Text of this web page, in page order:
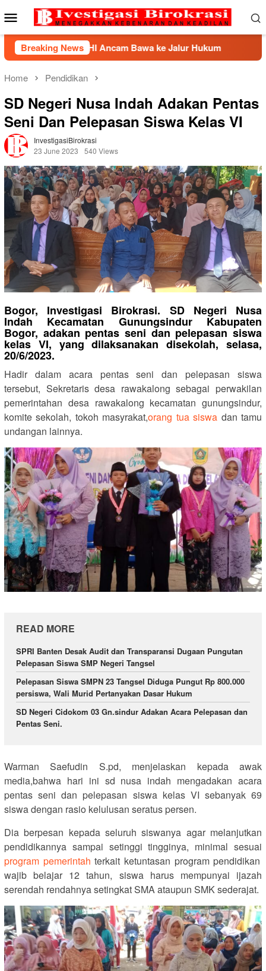
to
Mobile
Menu
Breaking News
Ancam Bawa ke Jalur Hukum Kemnaker
Home Pendidikan
SD Negeri Nusa Indah Adakan Pentas
Seni Dan Pelepasan Siswa Kelas VI
InvestigasiBirokrasi
23 June 2023
540 Views
Bogor, Investigasi Birokrasi. SD Negeri Nusa
Indah Kecamatan Gunungsindur Kabupaten
Bogor, adakan pentas seni dan pelepasan siswa
kelas VI, yang dilaksanakan disekolah, selasa,
20/6/2023.
Hadir dalam acara pentas seni dan pelepasan siswa
tersebut, Sekretaris desa rawakalong sebagai perwakilan
pemerintahan desa rawakalong kecamatan gunungsindur,
komite sekolah, tokoh masyrakat,orang tua siswa dan tamu
undangan lainnya.
READ MORE
SPRI Banten Desak Audit dan Transparansi Dugaan Pungutan
Pelepasan Siswa SMP Negeri Tangsel
Pelepasan Siswa SMPN 23 Tangsel Diduga Pungut Rp 800.000
persiswa, Wali Murid Pertanyakan Dasar Hukum
SD Negeri Cidokom 03 Gn.sindur Adakan Acara Pelepasan dan
Pentas Seni.
Warman Saefudin S.pd, menjelaskan kepada awak
media,bahwa hari ini sd nusa indah mengadakan acara
pentas seni dan pelepasan siswa kelas VI sebanyak 69
siswa dengan rasio kelulusan seratus persen.
Dia berpesan kepada seluruh siswanya agar melanjutkan
pendidikannya sampai setinggi tingginya, minimal sesuai
program pemerintah terkait ketuntasan program pendidikan
wajib belajar 12 tahun, siswa harus mempunyai ijazah
serendah rendahnya setingkat SMA ataupun SMK sederajat.